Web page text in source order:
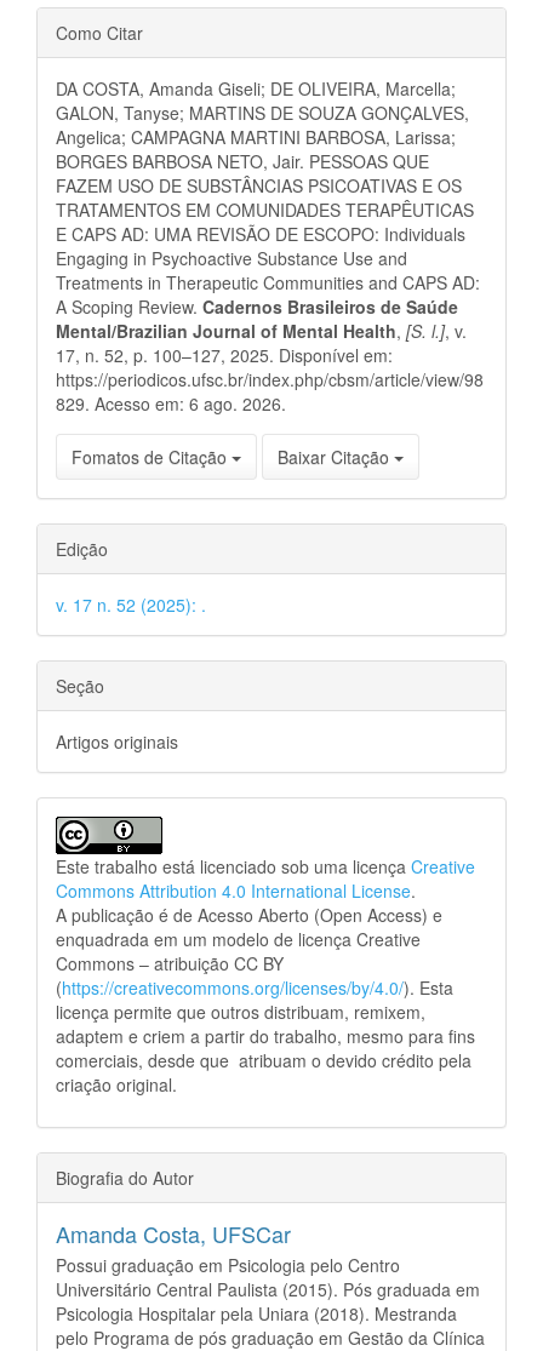
Detalhes
do
artigo
Como Citar
DA COSTA, Amanda Giseli; DE OLIVEIRA, Marcella;
GALON, Tanyse; MARTINS DE SOUZA GONÇALVES,
Angelica; CAMPAGNA MARTINI BARBOSA, Larissa;
BORGES BARBOSA NETO, Jair. PESSOAS QUE
FAZEM USO DE SUBSTÂNCIAS PSICOATIVAS E OS
TRATAMENTOS EM COMUNIDADES TERAPÊUTICAS
E CAPS AD: UMA REVISÃO DE ESCOPO: Individuals
Engaging in Psychoactive Substance Use and
Treatments in Therapeutic Communities and CAPS AD:
A Scoping Review. Cadernos Brasileiros de Saúde
Mental/Brazilian Journal of Mental Health, [S. l.], v.
17, n. 52, p. 100–127, 2025. Disponível em:
https://periodicos.ufsc.br/index.php/cbsm/article/view/98
829. Acesso em: 6 ago. 2026.
Fomatos de Citação Baixar Citação
Edição
v. 17 n. 52 (2025): .
Seção
Artigos originais
Este trabalho está licenciado sob uma licença Creative
Commons Attribution 4.0 International License.
A publicação é de Acesso Aberto (Open Access) e
enquadrada em um modelo de licença Creative
Commons – atribuição CC BY
(https://creativecommons.org/licenses/by/4.0/). Esta
licença permite que outros distribuam, remixem,
adaptem e criem a partir do trabalho, mesmo para fins
comerciais, desde que atribuam o devido crédito pela
criação original.
Biografia do Autor
Amanda Costa, UFSCar
Possui graduação em Psicologia pelo Centro
Universitário Central Paulista (2015). Pós graduada em
Psicologia Hospitalar pela Uniara (2018). Mestranda
pelo Programa de pós graduação em Gestão da Clínica